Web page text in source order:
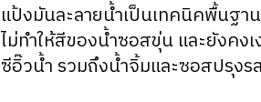
แป้งมันละลายน้ำเป็นเทคนิคพื้นฐา
ไม่ทำให้สีของน้ำซอสขุ่น และยังคง
ซีอิ๊วน้ำ รวมถึงน้ำจิ้มและซอสปรุง